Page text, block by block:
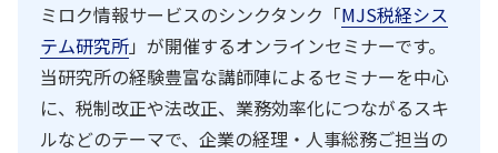
ミロク情報サービスのシンクタンク「MJS税経シス
テム研究所」が開催するオンラインセミナーです。
当研究所の経験豊富な講師陣によるセミナーを中心
に、税制改正や法改正、業務効率化につながるスキ
ルなどのテーマで、企業の経理・人事総務ご担当の